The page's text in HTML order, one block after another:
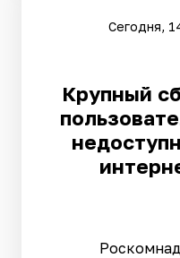
Сегодня,
Крупный